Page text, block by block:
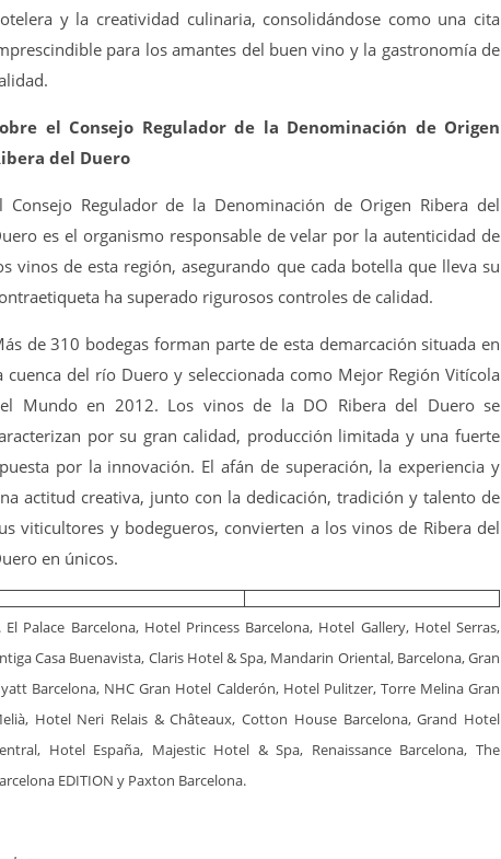
y la creatividad culinaria, consolidándose como una cita
para los amantes del buen vino y la gastronomía de
el Consejo Regulador de la Denominación de Origen
del Duero
Consejo Regulador de la Denominación de Origen Ribera del
es el organismo responsable de velar por la autenticidad de
vinos de esta región, asegurando que cada botella que lleva su
ha superado rigurosos controles de calidad.
de 310 bodegas forman parte de esta demarcación situada en
cuenca del río Duero y seleccionada como Mejor Región Vitícola
Mundo en 2012. Los vinos de la DO Ribera del Duero se
por su gran calidad, producción limitada y una fuerte
por la innovación. El afán de superación, la experiencia y
actitud creativa, junto con la dedicación, tradición y talento de
viticultores y bodegueros, convierten a los vinos de Ribera del
en únicos.
El Palace Barcelona, Hotel Princess Barcelona, Hotel Gallery, Hotel Serras,
Casa Buenavista, Claris Hotel & Spa, Mandarin Oriental, Barcelona, Gran
Barcelona, NHC Gran Hotel Calderón, Hotel Pulitzer, Torre Melina Gran
Hotel Neri Relais & Châteaux, Cotton House Barcelona, Grand Hotel
Hotel España, Majestic Hotel & Spa, Renaissance Barcelona, The
EDITION y Paxton Barcelona.